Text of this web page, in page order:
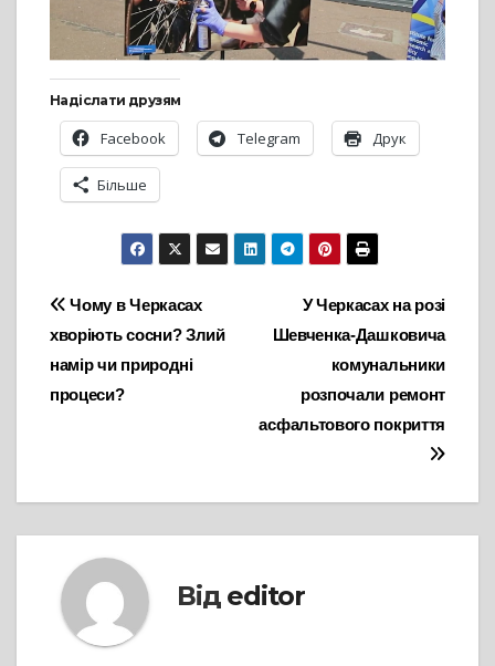
Надіслати друзям
Facebook Telegram Друк
Більше
Навігація
записів
У Черкасах на розі
Шевченка-Дашковича
комунальники
розпочали ремонт
асфальтового покриття
Чому в Черкасах
хворіють сосни? Злий
намір чи природні
процеси?
Від editor